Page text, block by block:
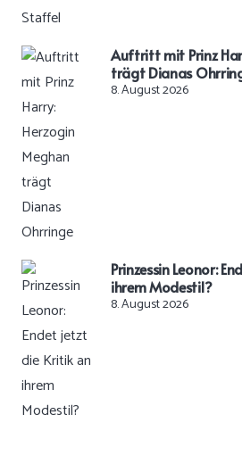
Auftritt mit Prinz
trägt Dianas
8. August 2026
Prinzessin Leonor:
ihrem Modestil?
8. August 2026